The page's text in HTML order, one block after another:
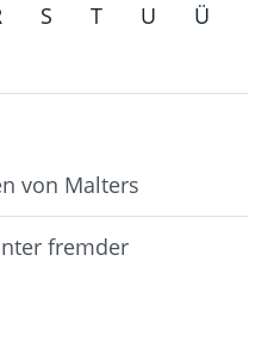
S T U
Ü
von Malters
fremder